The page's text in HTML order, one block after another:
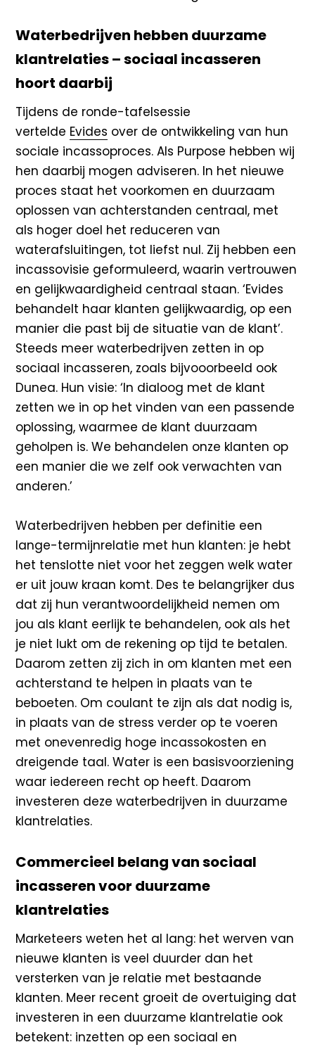
Waterbedrijven hebben duurzame
klantrelaties – sociaal incasseren
hoort daarbij
Tijdens de ronde-tafelsessie
vertelde Evides over de ontwikkeling van hun
sociale incassoproces. Als Purpose hebben wij
hen daarbij mogen adviseren. In het nieuwe
proces staat het voorkomen en duurzaam
oplossen van achterstanden centraal, met
als hoger doel het reduceren van
waterafsluitingen, tot liefst nul. Zij hebben een
incassovisie geformuleerd, waarin vertrouwen
en gelijkwaardigheid centraal staan. ‘Evides
behandelt haar klanten gelijkwaardig, op een
manier die past bij de situatie van de klant’.
Steeds meer waterbedrijven zetten in op
sociaal incasseren, zoals bijvooorbeeld ook
Dunea. Hun visie: ‘In dialoog met de klant
zetten we in op het vinden van een passende
oplossing, waarmee de klant duurzaam
geholpen is. We behandelen onze klanten op
een manier die we zelf ook verwachten van
anderen.’
Waterbedrijven hebben per definitie een
lange-termijnrelatie met hun klanten: je hebt
het tenslotte niet voor het zeggen welk water
er uit jouw kraan komt. Des te belangrijker dus
dat zij hun verantwoordelijkheid nemen om
jou als klant eerlijk te behandelen, ook als het
je niet lukt om de rekening op tijd te betalen.
Daarom zetten zij zich in om klanten met een
achterstand te helpen in plaats van te
beboeten. Om coulant te zijn als dat nodig is,
in plaats van de stress verder op te voeren
met onevenredig hoge incassokosten en
dreigende taal. Water is een basisvoorziening
waar iedereen recht op heeft. Daarom
investeren deze waterbedrijven in duurzame
klantrelaties.
Commercieel belang van sociaal
incasseren voor duurzame
klantrelaties
Marketeers weten het al lang: het werven van
nieuwe klanten is veel duurder dan het
versterken van je relatie met bestaande
klanten. Meer recent groeit de overtuiging dat
investeren in een duurzame klantrelatie ook
betekent: inzetten op een sociaal en